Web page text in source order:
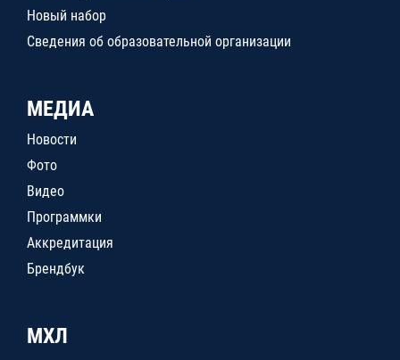
Новый набор
Сведения об образовательной организации
МЕДИА
Новости
Фото
Видео
Программки
Аккредитация
Брендбук
МХЛ